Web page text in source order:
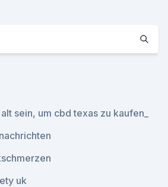
sein, um cbd texas zu kaufen_
uk